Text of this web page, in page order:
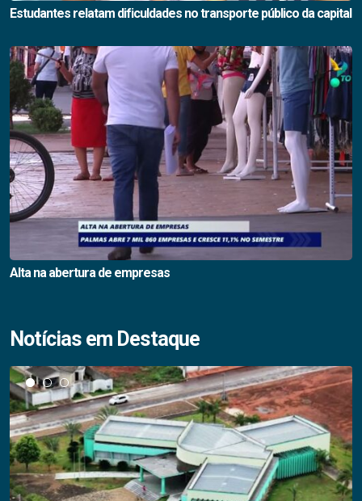
Estudantes relatam dificuldades no transporte público da capital
Alta na abertura de empresas
Notícias em Destaque